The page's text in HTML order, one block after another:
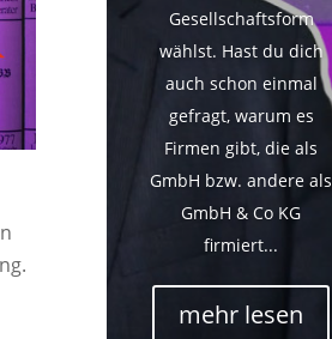
Gesellschaftsform
wählst. Hast du dich
auch schon einmal
gefragt, warum es
Firmen gibt, die als
GmbH bzw. andere als
GmbH & Co KG
firmiert...
mehr lesen